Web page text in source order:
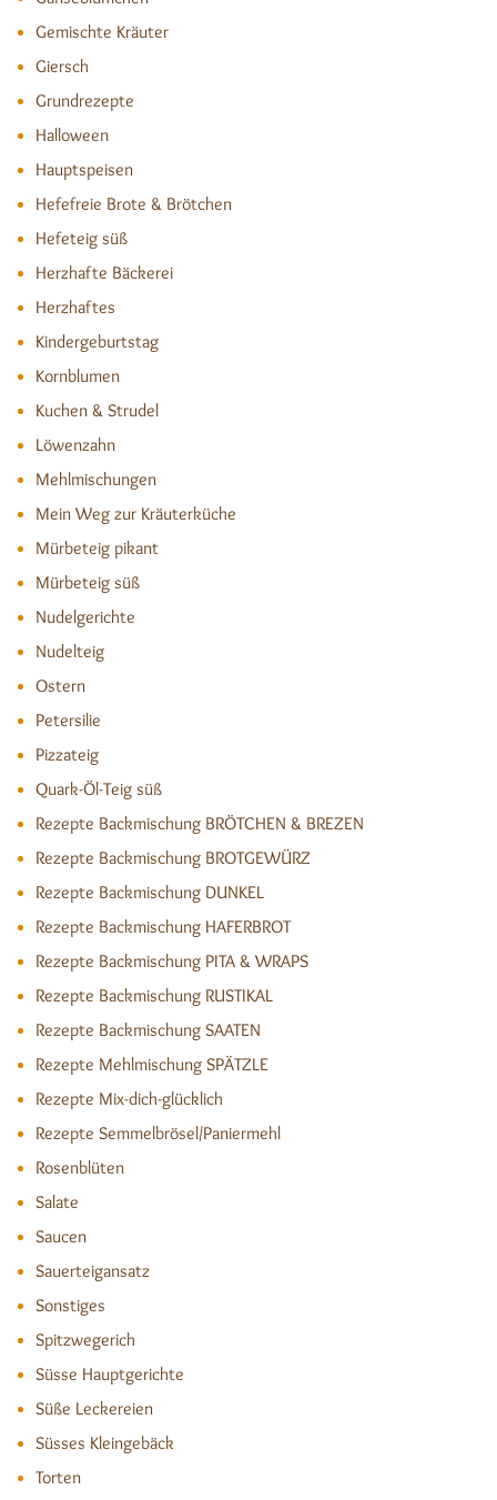
Gemischte Kräuter
Giersch
Grundrezepte
Halloween
Hauptspeisen
Hefefreie Brote & Brötchen
Hefeteig süß
Herzhafte Bäckerei
Herzhaftes
Kindergeburtstag
Kornblumen
Kuchen & Strudel
Löwenzahn
Mehlmischungen
Mein Weg zur Kräuterküche
Mürbeteig pikant
Mürbeteig süß
Nudelgerichte
Nudelteig
Ostern
Petersilie
Pizzateig
Quark-Öl-Teig süß
Rezepte Backmischung BRÖTCHEN & BREZEN
Rezepte Backmischung BROTGEWÜRZ
Rezepte Backmischung DUNKEL
Rezepte Backmischung HAFERBROT
Rezepte Backmischung PITA & WRAPS
Rezepte Backmischung RUSTIKAL
Rezepte Backmischung SAATEN
Rezepte Mehlmischung SPÄTZLE
Rezepte Mix-dich-glücklich
Rezepte Semmelbrösel/Paniermehl
Rosenblüten
Salate
Saucen
Sauerteigansatz
Sonstiges
Spitzwegerich
Süsse Hauptgerichte
Süße Leckereien
Süsses Kleingebäck
Torten